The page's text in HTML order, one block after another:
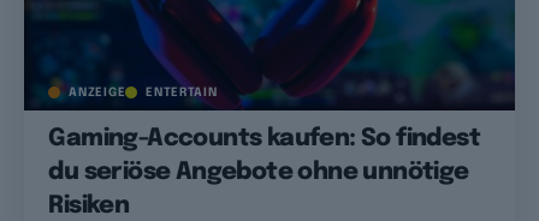
ANZEIGE ENTERTAIN
Gaming-Accounts kaufen: So findest
du seriöse Angebote ohne unnötige
Risiken